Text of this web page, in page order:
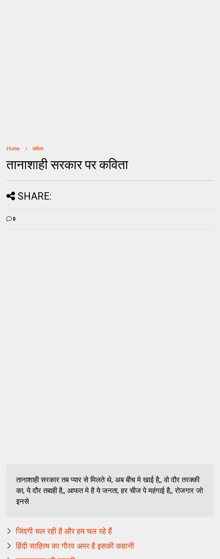
Home कविता
तानाशाही सरकार पर कविता
SHARE:
0
तानाशाही सरकार तब प्यार से मिलते थे, अब बीच मे खाई है,, वो दौर तरक्की
का, ये दौर तबाही है,, आफत मे है ये जनता, हर चीज पे महंगाई है,, रोजगार जो
इनसे
जिंदगी चल रही है और हम चल रहे हैं
हिंदी साहित्य का गौरव अमर है इसकी कहानी